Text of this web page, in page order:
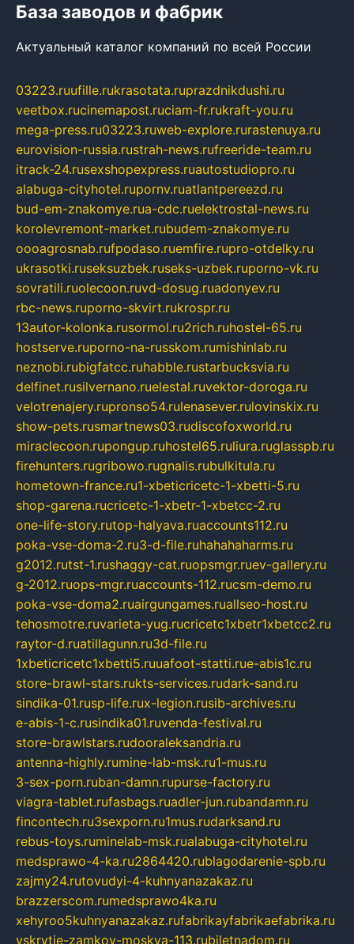
База заводов и фабрик
Актуальный каталог компаний по всей России
03223.ruufille.rukrasotata.ruprazdnikdushi.ru
veetbox.rucinemapost.ruciam-fr.rukraft-you.ru
mega-press.ru03223.ruweb-explore.rurastenuya.ru
eurovision-russia.rustrah-news.rufreeride-team.ru
itrack-24.rusexshopexpress.ruautostudiopro.ru
alabuga-cityhotel.rupornv.ruatlantpereezd.ru
bud-em-znakomye.rua-cdc.ruelektrostal-news.ru
korolevremont-market.rubudem-znakomye.ru
oooagrosnab.rufpodaso.ruemfire.rupro-otdelky.ru
ukrasotki.ruseksuzbek.ruseks-uzbek.ruporno-vk.ru
sovratili.ruolecoon.ruvd-dosug.ruadonyev.ru
rbc-news.ruporno-skvirt.rukrospr.ru
13autor-kolonka.rusormol.ru2rich.ruhostel-65.ru
hostserve.ruporno-na-russkom.rumishinlab.ru
neznobi.rubigfatcc.ruhabble.rustarbucksvia.ru
delfinet.rusilvernano.ruelestal.ruvektor-doroga.ru
velotrenajery.rupronso54.rulenasever.rulovinskix.ru
show-pets.rusmartnews03.rudiscofoxworld.ru
miraclecoon.rupongup.ruhostel65.ruliura.ruglasspb.ru
firehunters.rugribowo.rugnalis.rubulkitula.ru
hometown-france.ru1-xbeticricetc-1-xbetti-5.ru
shop-garena.rucricetc-1-xbetr-1-xbetcc-2.ru
one-life-story.rutop-halyava.ruaccounts112.ru
poka-vse-doma-2.ru3-d-file.ruhahahaharms.ru
g2012.rutst-1.rushaggy-cat.ruopsmgr.ruev-gallery.ru
g-2012.ruops-mgr.ruaccounts-112.rucsm-demo.ru
poka-vse-doma2.ruairgungames.ruallseo-host.ru
tehosmotre.ruvarieta-yug.rucricetc1xbetr1xbetcc2.ru
raytor-d.ruatillagunn.ru3d-file.ru
1xbeticricetc1xbetti5.ruuafoot-statti.rue-abis1c.ru
store-brawl-stars.rukts-services.rudark-sand.ru
sindika-01.rusp-life.rux-legion.rusib-archives.ru
e-abis-1-c.rusindika01.ruvenda-festival.ru
store-brawlstars.rudooraleksandria.ru
antenna-highly.rumine-lab-msk.ru1-mus.ru
3-sex-porn.ruban-damn.rupurse-factory.ru
viagra-tablet.rufasbags.ruadler-jun.rubandamn.ru
fincontech.ru3sexporn.ru1mus.rudarksand.ru
rebus-toys.ruminelab-msk.rualabuga-cityhotel.ru
medsprawo-4-ka.ru2864420.rublagodarenie-spb.ru
zajmy24.rutovudyi-4-kuhnyanazakaz.ru
brazzerscom.rumedsprawo4ka.ru
xehyroo5kuhnyanazakaz.rufabrikayfabrikaefabrika.ru
vskrytie-zamkov-moskva-113.rubiletnadom.ru